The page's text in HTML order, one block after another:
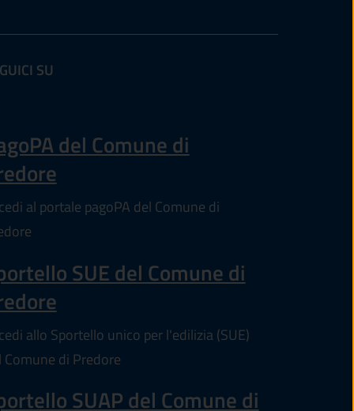
in un'altra scheda).
SU
del Comune di
al portale pagoPA del Comune di
SUE del Comune di
allo Sportello unico per l'edilizia (SUE)
Comune di Predore
SUAP del Comune di